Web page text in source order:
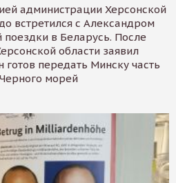
администрации Херсонской
встретился с Александром
в Беларусь. После
области заявил
готов передать Минску часть
морей